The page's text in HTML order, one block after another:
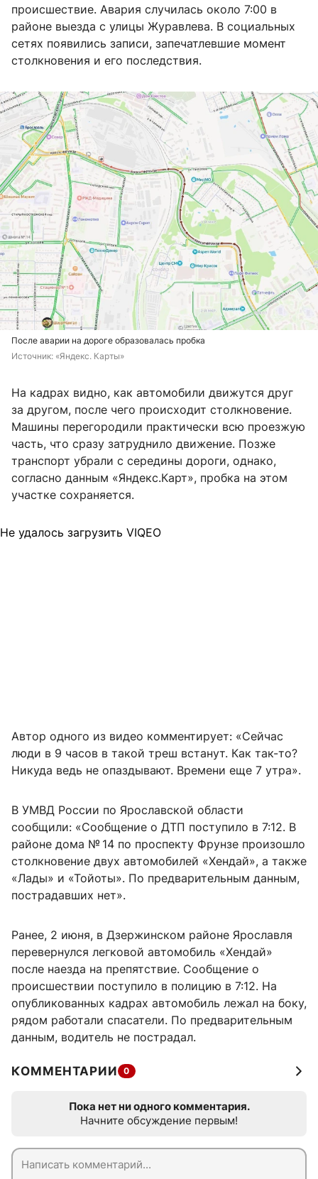
происшествие. Авария случилась около 7:00 в
районе выезда с улицы Журавлева. В социальных
сетях появились записи, запечатлевшие момент
столкновения и его последствия.
После аварии на дороге образовалась пробка
Источник: «Яндекс. Карты»
На кадрах видно, как автомобили движутся друг
за другом, после чего происходит столкновение.
Машины перегородили практически всю проезжую
часть, что сразу затруднило движение. Позже
транспорт убрали с середины дороги, однако,
согласно данным «Яндекс.Карт», пробка на этом
участке сохраняется.
Не удалось загрузить VIQEO
Автор одного из видео комментирует: «Сейчас
люди в 9 часов в такой треш встанут. Как так-то?
Никуда ведь не опаздывают. Времени еще 7 утра».
В УМВД России по Ярославской области
сообщили: «Сообщение о ДТП поступило в 7:12. В
районе дома № 14 по проспекту Фрунзе произошло
столкновение двух автомобилей «Хендай», а также
«Лады» и «Тойоты». По предварительным данным,
пострадавших нет».
Ранее, 2 июня, в Дзержинском районе Ярославля
перевернулся легковой автомобиль «Хендай»
после наезда на препятствие. Сообщение о
происшествии поступило в полицию в 7:12. На
опубликованных кадрах автомобиль лежал на боку,
рядом работали спасатели. По предварительным
данным, водитель не пострадал.
КОММЕНТАРИИ 0
Пока нет ни одного комментария.
Начните обсуждение первым!